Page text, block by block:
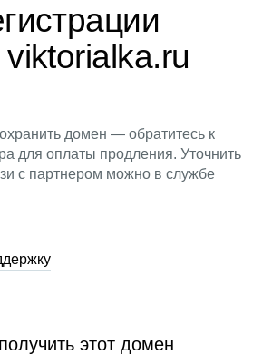
домен — обратитесь к
для оплаты продления. Уточнить
с партнером можно в службе
этот домен